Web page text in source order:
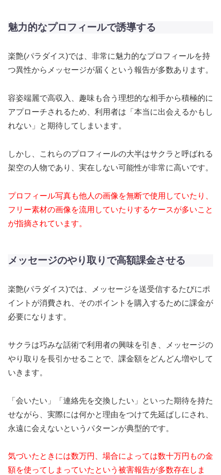
魅力的なプロフィールで誘導する
楽艶(パラダイス)では、非常に魅力的なプロフィールを持
つ異性からメッセージが届くという報告が多数あります。
容姿端麗で高収入、趣味も合う理想的な相手から積極的に
アプローチされるため、利用者は「本当に出会えるかもし
れない」と期待してしまいます。
しかし、これらのプロフィールの大半はサクラと呼ばれる
架空の人物であり、実在しない可能性が非常に高いです。
プロフィール写真も他人の画像を無断で使用していたり、
フリー素材の画像を流用していたりするケースが多いこと
が指摘されています。
メッセージのやり取りで高額課金させる
楽艶(パラダイス)では、メッセージを送受信するたびにポ
イントが消費され、そのポイントを購入するために課金が
必要になります。
サクラは巧みな話術で利用者の興味を引き、メッセージの
やり取りを長引かせることで、課金額をどんどん増やして
いきます。
「会いたい」「連絡先を交換したい」といった期待を持た
せながら、実際には何かと理由をつけて先延ばしにされ、
永遠に会えないというパターンが典型的です。
気づいたときには数万円、場合によっては数十万円もの金
額を使ってしまっていたという被害報告が多数存在しま